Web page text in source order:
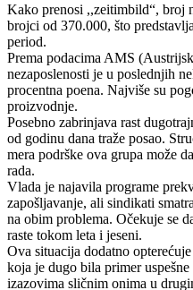
Kako prenosi ,,zeitimbild“, broj
brojci od 370.000, što
period.
Prema podacima AMS
nezaposlenosti je u poslednjih
procentna poena. Najviše su
proizvodnje.
Posebno zabrinjava rast
od godinu dana traže posao.
mera podrške ova grupa može
rada.
Vlada je najavila programe
zapošljavanje, ali sindikati
na obim problema. Očekuje se
raste tokom leta i jeseni.
Ova situacija dodatno
koja je dugo bila primer uspešne
izazovima sličnim onima u